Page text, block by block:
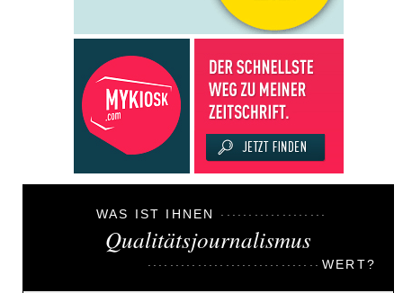
WAS IST IHNEN
Qualitätsjournalismus
WERT?